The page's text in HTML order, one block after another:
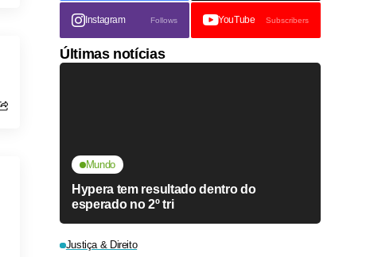
Instagram Follows YouTube Subscribers
Últimas notícias
Mundo
Hypera tem resultado dentro do
esperado no 2º tri
Justiça & Direito